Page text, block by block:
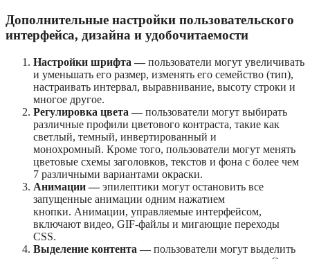
Дополнительные настройки пользовательского
интерфейса, дизайна и удобочитаемости
Настройки шрифта —пользователи могут увеличивать
и уменьшать его размер, изменять его семейство (тип),
настраивать интервал, выравнивание, высоту строки и
многое другое.
Регулировка цвета —пользователи могут выбирать
различные профили цветового контраста, такие как
светлый, темный, инвертированный и
монохромный. Кроме того, пользователи могут менять
цветовые схемы заголовков, текстов и фона с более чем
7 различными вариантами окраски.
Анимации —эпилептики могут остановить все
запущенные анимации одним нажатием
кнопки. Анимации, управляемые интерфейсом,
включают видео, GIF-файлы и мигающие переходы
CSS.
Выделение контента —пользователи могут выделить